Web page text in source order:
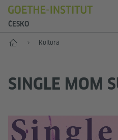
ČESKO
Hlavní stránka
Kultura
SINGLE MOM